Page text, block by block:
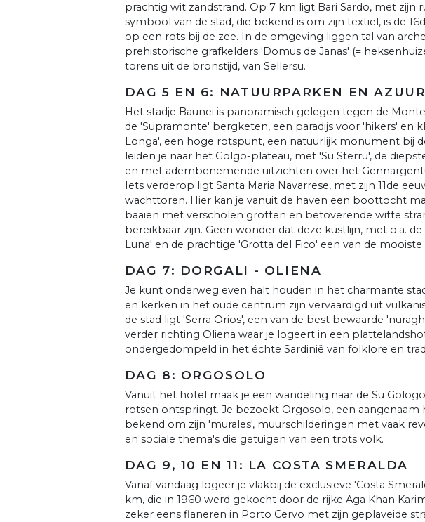
prachtig wit zandstrand. Op 7 km ligt Bari Sardo, met zijn
symbool van de stad, die bekend is om zijn textiel, is de
op een rots bij de zee. In de omgeving liggen tal van
prehistorische grafkelders 'Domus de Janas' (=
torens uit de bronstijd, van Sellersu.
DAG 5 EN 6: NATUURPARKEN EN
Het stadje Baunei is panoramisch gelegen tegen de
de 'Supramonte' bergketen, een paradijs voor 'hikers' en
Longa', een hoge rotspunt, een natuurlijk monument bij
leiden je naar het Golgo-plateau, met 'Su Sterru', de
en met adembenemende uitzichten over het
Iets verderop ligt Santa Maria Navarrese, met zijn 11de
wachttoren. Hier kan je vanuit de haven een boottocht
baaien met verscholen grotten en betoverende witte
bereikbaar zijn. Geen wonder dat deze kustlijn, met o.a.
Luna' en de prachtige 'Grotta del Fico' een van de mooiste
DAG 7: DORGALI - OLIENA
Je kunt onderweg even halt houden in het charmante
en kerken in het oude centrum zijn vervaardigd uit
de stad ligt 'Serra Orios', een van de best bewaarde
verder richting Oliena waar je logeert in een
ondergedompeld in het échte Sardinië van folklore en
DAG 8: ORGOSOLO
Vanuit het hotel maak je een wandeling naar de Su
rotsen ontspringt. Je bezoekt Orgosolo, een
bekend om zijn 'murales', muurschilderingen met vaak
en sociale thema's die getuigen van een trots volk.
DAG 9, 10 EN 11: LA COSTA SMERALDA
Vanaf vandaag logeer je vlakbij de exclusieve 'Costa
km, die in 1960 werd gekocht door de rijke Aga Khan
zeker eens flaneren in Porto Cervo met zijn geplaveide